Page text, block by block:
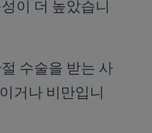
이 더 높았습니
수술을 받는 사
거나 비만입니